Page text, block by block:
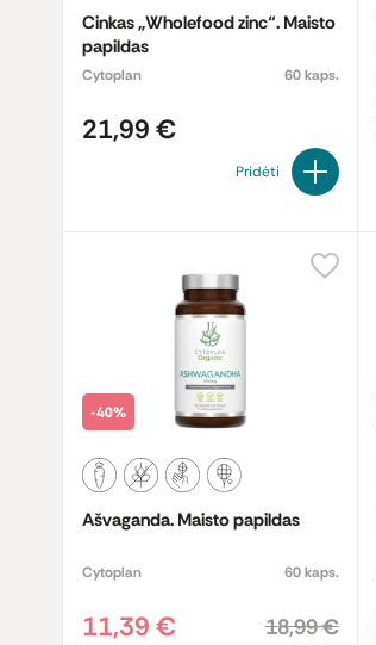
Cinkas „Wholefood zinc“. Maisto
papildas
Cytoplan 60 kaps.
21,99 €
Pridėti
-40%
Ašvaganda. Maisto papildas
Cytoplan 60 kaps.
11,39 € 18,99 €